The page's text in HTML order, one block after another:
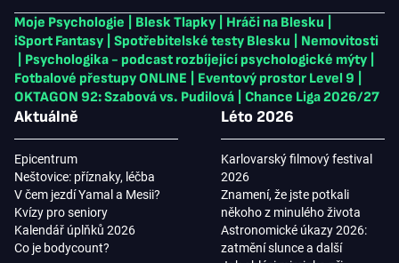
Moje Psychologie Blesk Tlapky Hráči na Blesku
iSport Fantasy
Spotřebitelské testy Blesku
Nemovitosti
Psychologika - podcast rozbíjející psychologické mýty
Fotbalové přestupy ONLINE
Eventový prostor Level 9
OKTAGON 92: Szabová vs. Pudilová
Chance Liga 2026/27
Aktuálně
Epicentrum
Neštovice: příznaky, léčba
V čem jezdí Yamal a Mesii?
Kvízy pro seniory
Kalendář úplňků 2026
Co je bodycount?
Léto 2026
Karlovarský filmový festival
2026
Znamení, že jste potkali
někoho z minulého života
Astronomické úkazy 2026:
zatmění slunce a další